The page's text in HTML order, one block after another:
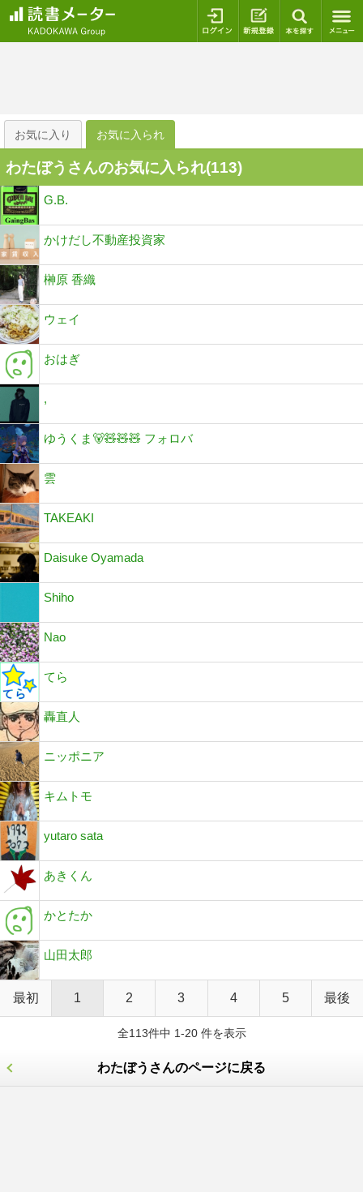
ログイン 新規登録
お気に入り お気に入られ
わたぼうさんのお気に入られ(113)
G.B.
かけだし不動産投資家
榊原 香織
ウェイ
おはぎ
,
ゆうくま🐻🧸🧸🧸 フォロバ
雲
TAKEAKI
Daisuke Oyamada
Shiho
Nao
てら
轟直人
ニッポニア
キムトモ
yutaro sata
あきくん
かとたか
山田太郎
最初 1 2 3 4 5 最後
全113件中 1-20 件を表示
わたぼうさんのページに戻る